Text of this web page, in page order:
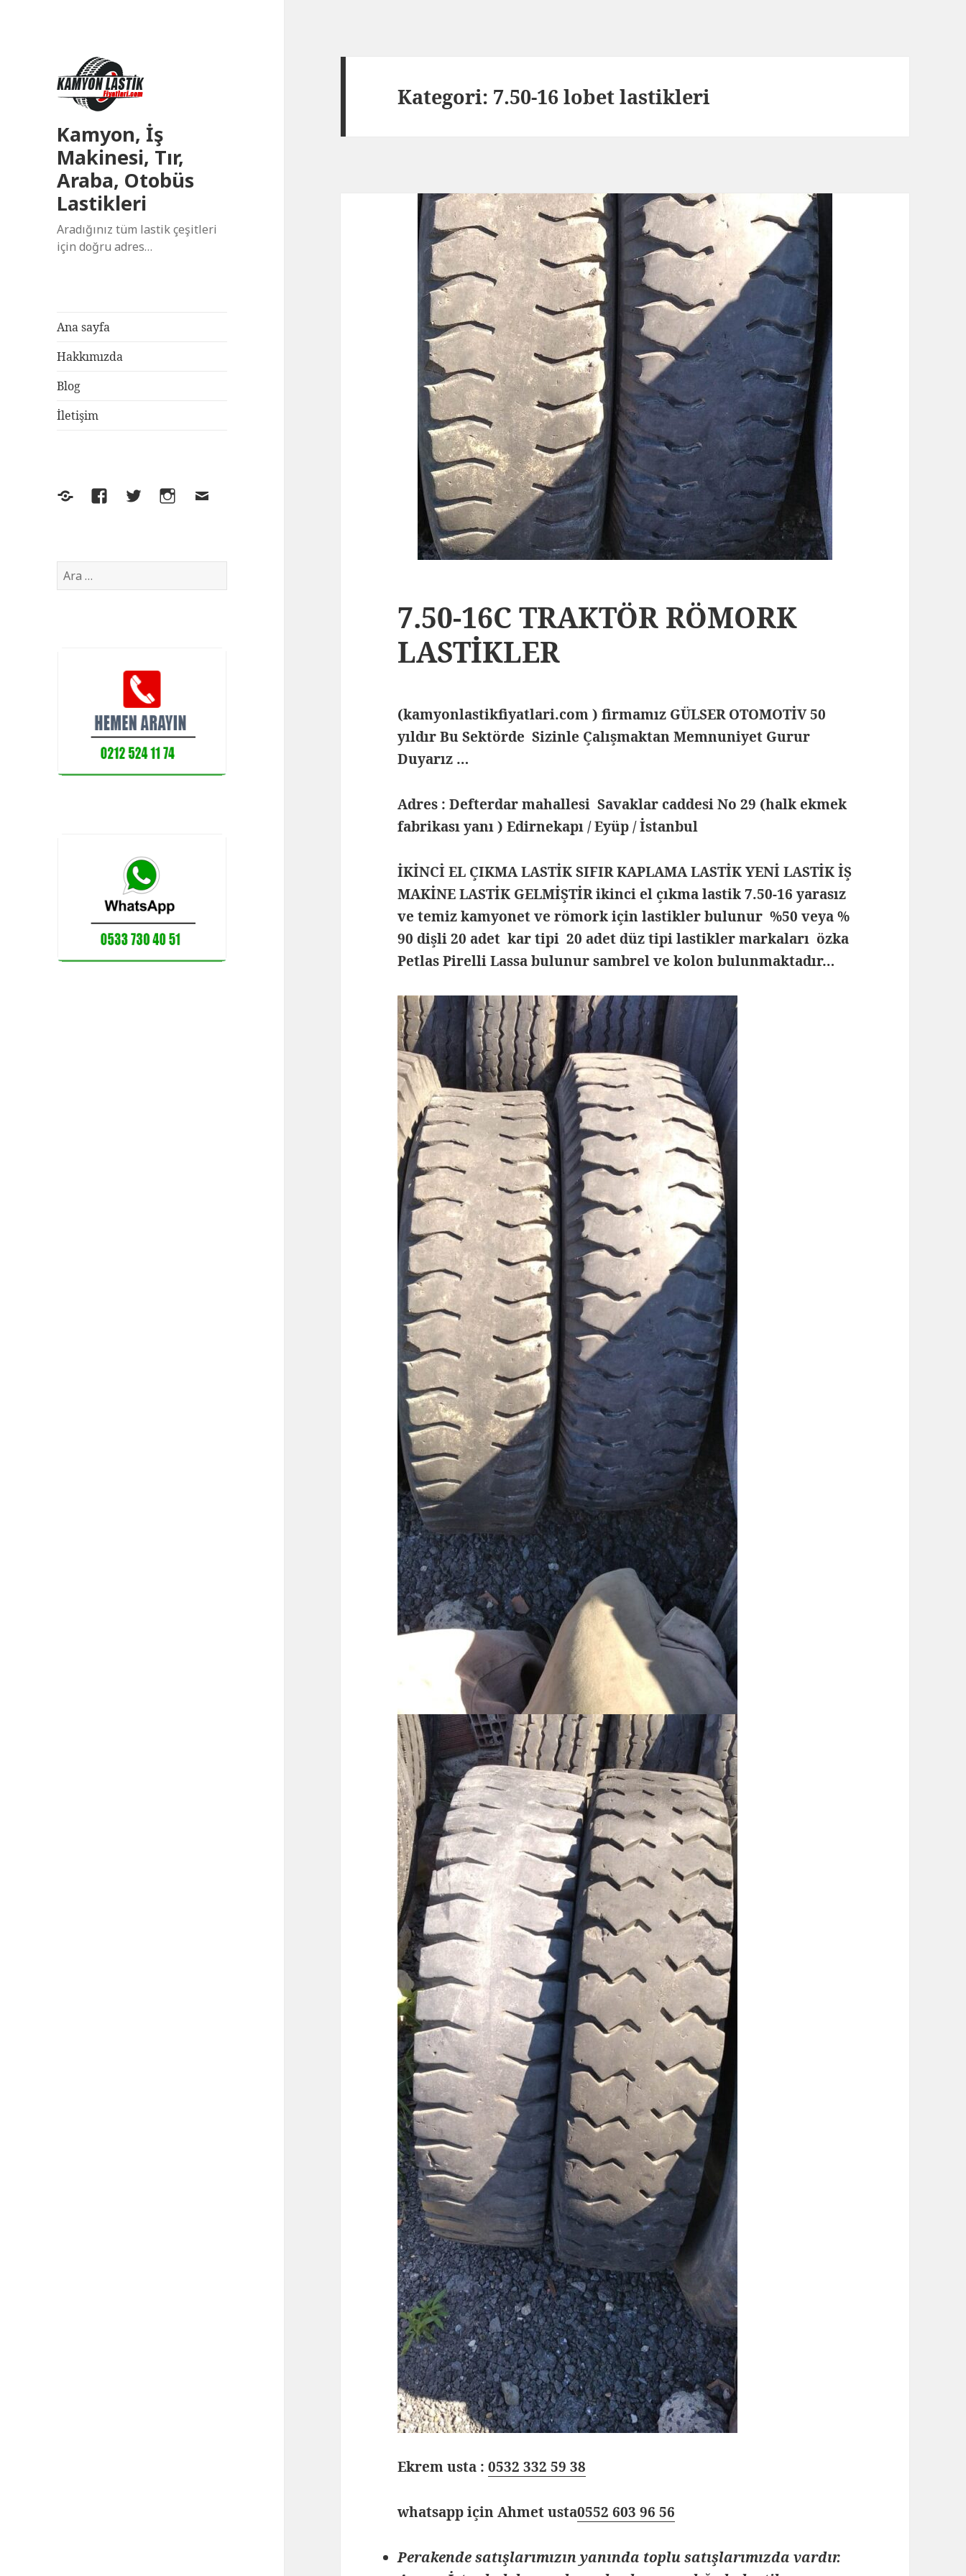
Kamyon, İş
Makinesi, Tır,
Araba, Otobüs
Lastikleri
Aradığınız tüm lastik çeşitleri
için doğru adres…
Ana sayfa
Hakkımızda
Blog
İletişim
Yelp FacebookTwitterInstagram
E-
Arama:
Kategori: 7.50-16 lobet lastikleri
7.50-16C TRAKTÖR RÖMORK
LASTİKLER
(kamyonlastikfiyatlari.com ) firmamız GÜLSER OTOMOTİV 50
yıldır Bu Sektörde Sizinle Çalışmaktan Memnuniyet Gurur
Duyarız …
Adres : Defterdar mahallesi Savaklar caddesi No 29 (halk ekmek
fabrikası yanı ) Edirnekapı / Eyüp / İstanbul
İKİNCİ EL ÇIKMA LASTİK SIFIR KAPLAMA LASTİK YENİ LASTİK İŞ
MAKİNE LASTİK GELMİŞTİR ikinci el çıkma lastik 7.50-16 yarasız
ve temiz kamyonet ve römork için lastikler bulunur %50 veya %
90 dişli 20 adet kar tipi 20 adet düz tipi lastikler markaları özka
Petlas Pirelli Lassa bulunur sambrel ve kolon bulunmaktadır…
Ekrem usta :0532 332 59 38
whatsapp için Ahmet usta0552 603 96 56
Perakende satışlarımızın yanında toplu satışlarımızda vardır.